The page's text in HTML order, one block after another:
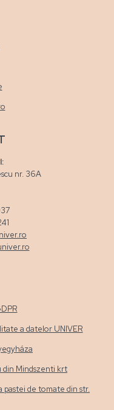
nr. 36A
a datelor UNIVER
din Mindszenti krt
de tomate din str.